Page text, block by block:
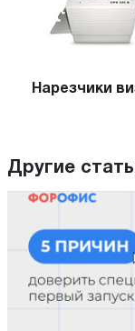
Нарезчики
Другие